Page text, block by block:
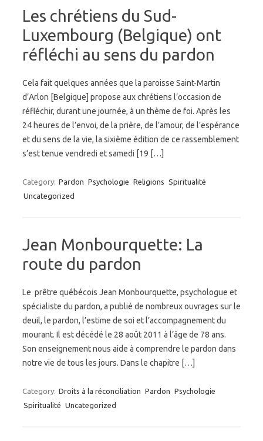
Les chrétiens du Sud-
Luxembourg (Belgique) ont
réfléchi au sens du pardon
Cela fait quelques années que la paroisse Saint-Martin
d’Arlon [Belgique] propose aux chrétiens l’occasion de
réfléchir, durant une journée, à un thème de foi. Après les
24 heures de l’envoi, de la prière, de l’amour, de l’espérance
et du sens de la vie, la sixième édition de ce rassemblement
s’est tenue vendredi et samedi [19 […]
Category: Pardon Psychologie Religions Spiritualité
Uncategorized
Jean Monbourquette: La
route du pardon
Le prêtre québécois Jean Monbourquette, psychologue et
spécialiste du pardon, a publié de nombreux ouvrages sur le
deuil, le pardon, l’estime de soi et l’accompagnement du
mourant. Il est décédé le 28 août 2011 à l’âge de 78 ans.
Son enseignement nous aide à comprendre le pardon dans
notre vie de tous les jours. Dans le chapitre […]
Category: Droits à la réconciliation Pardon Psychologie
Spiritualité Uncategorized